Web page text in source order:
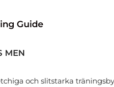
Guide
MEN
och slitstarka